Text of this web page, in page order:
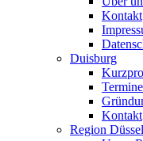
Kontakt
Duisburg
Kontakt
Region